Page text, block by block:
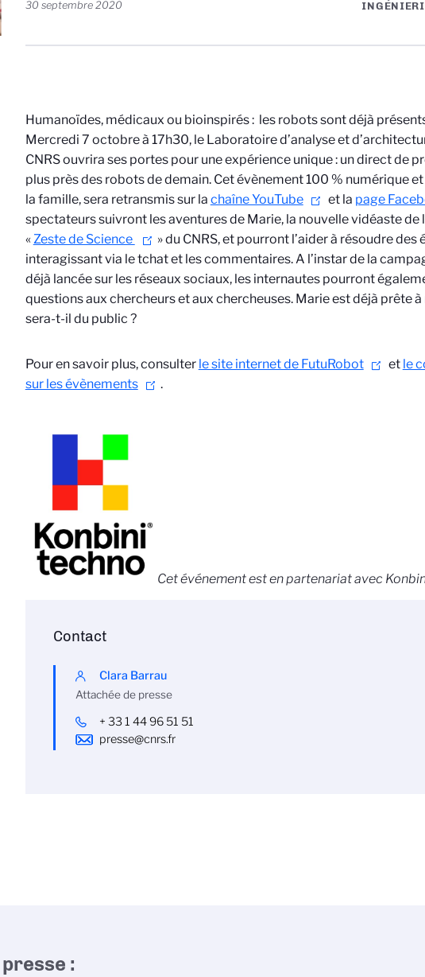
30 septembre 2020
Humanoïdes, médicaux ou bioinspirés : les robots sont déjà
Mercredi 7 octobre à 17h30, le Laboratoire d’analyse et
CNRS ouvrira ses portes pour une expérience unique : un direct de
plus près des robots de demain. Cet évènement 100 % numérique
la famille, sera retransmis sur la chaîne YouTube et la page
spectateurs suivront les aventures de Marie, la nouvelle vidéaste de
«Zeste de Science
» du CNRS, et pourront l’aider à résoudre des
interagissant via le tchat et les commentaires. A l’instar de la
déjà lancée sur les réseaux sociaux, les internautes pourront
questions aux chercheurs et aux chercheuses. Marie est déjà prête à
sera-t-il du public ?
Pour en savoir plus, consulter le site internet de FutuRobot et le
sur les évènements
.
Cet événement est en partenariat avec
Contact
Clara Barrau
Attachée de presse
+ 33 1 44 96 51 51
presse@cnrs.fr
: